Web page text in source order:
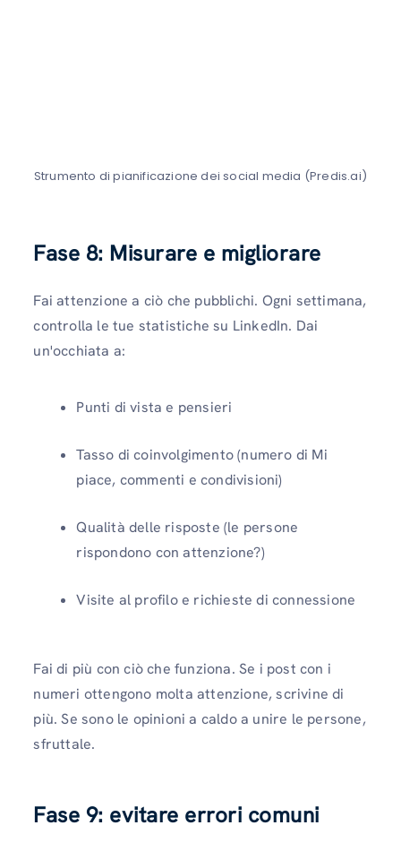
Strumento di pianificazione dei social media (Predis.ai)
Fase 8: Misurare e migliorare
Fai attenzione a ciò che pubblichi. Ogni settimana,
controlla le tue statistiche su LinkedIn. Dai
un'occhiata a:
Punti di vista e pensieri
Tasso di coinvolgimento (numero di Mi
piace, commenti e condivisioni)
Qualità delle risposte (le persone
rispondono con attenzione?)
Visite al profilo e richieste di connessione
Fai di più con ciò che funziona. Se i post con i
numeri ottengono molta attenzione, scrivine di
più. Se sono le opinioni a caldo a unire le persone,
sfruttale.
Fase 9: evitare errori comuni